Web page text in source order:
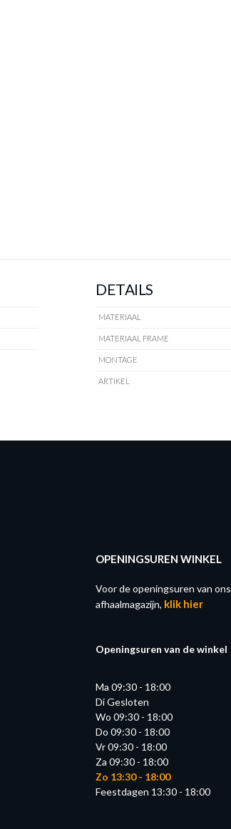
DETAILS
MATERIAAL
MATERIAAL FRAME
MONTAGE
ARTIKEL
OPENINGSUREN WINKEL
Voor de openingsuren van ons
afhaalmagazijn, klik hier
Openingsuren van de winkel
Ma 09:30 - 18:00
Di Gesloten
Wo 09:30 - 18:00
Do 09:30 - 18:00
Vr 09:30 - 18:00
Za 09:30 - 18:00
Zo 13:30 - 18:00
Feestdagen 13:30 - 18:00